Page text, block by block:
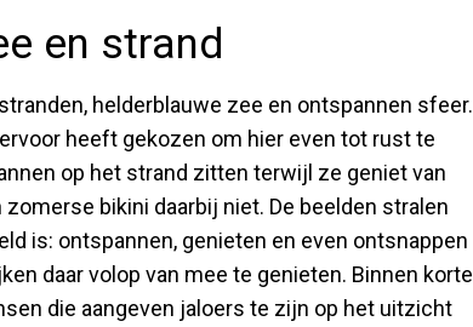
en strand
helderblauwe zee en ontspannen sfeer.
heeft gekozen om hier even tot rust te
op het strand zitten terwijl ze geniet van
bikini daarbij niet. De beelden stralen
is: ontspannen, genieten en even ontsnappen
daar volop van mee te genieten. Binnen korte
die aangeven jaloers te zijn op het uitzicht